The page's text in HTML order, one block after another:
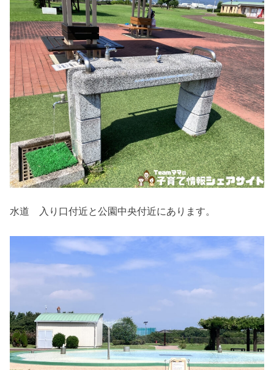
水道 入り口付近と公園中央付近にあります。